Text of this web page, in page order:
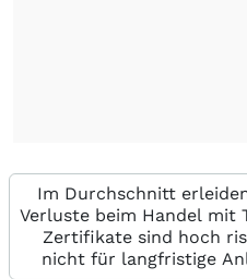
Im Durchschnitt
Verluste beim Handel
Zertifikate sind hoch
nicht für langfristige